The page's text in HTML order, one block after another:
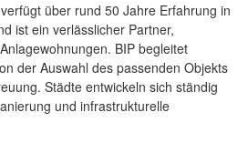
verfügt über rund 50 Jahre Erfahrung in
ist ein verlässlicher Partner,
BIP begleitet
der Auswahl des passenden Objekts
Städte entwickeln sich ständig
und infrastrukturelle